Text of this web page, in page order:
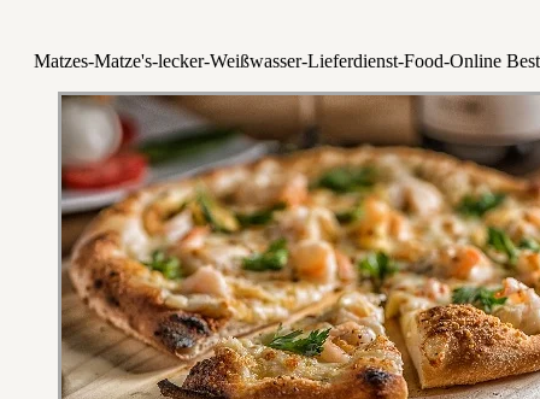
Matzes-Matze's-lecker-Weißwasser-Lieferdienst-Food-Online